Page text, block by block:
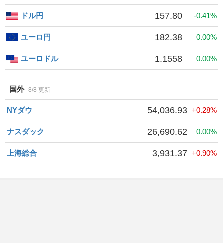
ドル円 157.80 -0.41%
ユーロ円 182.38 0.00%
ユーロドル 1.1558 0.00%
国外 8/8 更新
NYダウ 54,036.93 +0.28%
ナスダック 26,690.62 0.00%
上海総合 3,931.37 +0.90%